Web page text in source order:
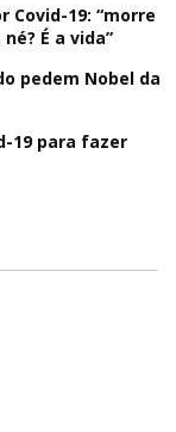
Covid-19: “morre
É a vida”
pedem Nobel da
19 para fazer